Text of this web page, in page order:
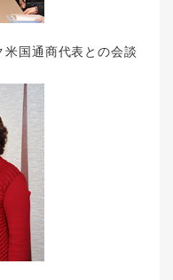
国通商代表との会談